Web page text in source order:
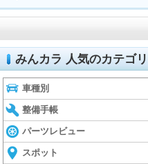
みんカラ 人気のカテゴリ
車種別
整備手帳
パーツレビュー
スポット